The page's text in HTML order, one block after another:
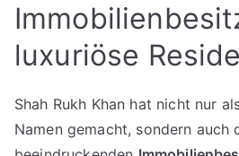
luxuriöse
Shah Rukh Khan hat nicht nur
Namen gemacht, sondern auch